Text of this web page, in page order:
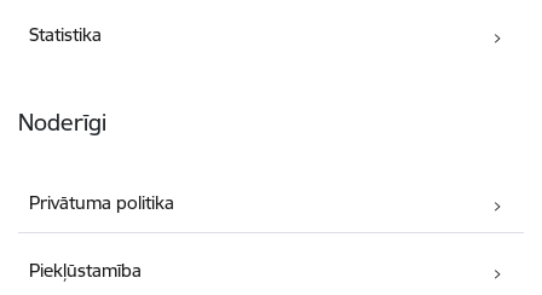
Statistika
Noderīgi
Privātuma politika
Piekļūstamība